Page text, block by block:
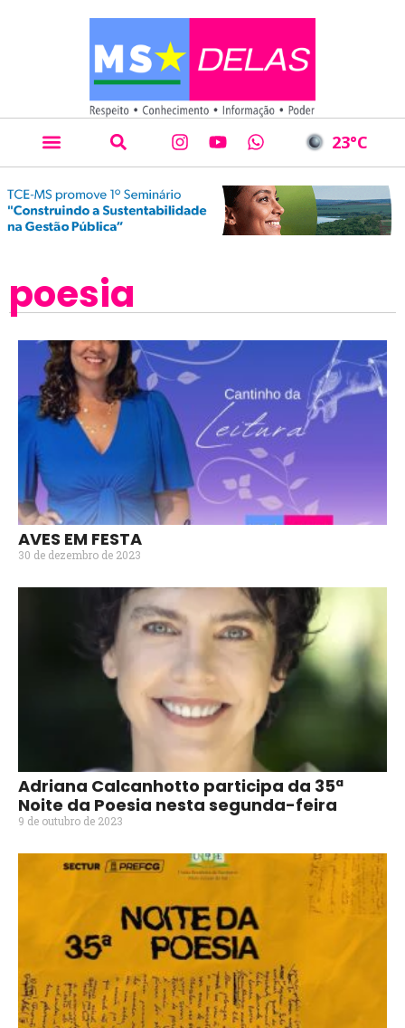
23°C
poesia
AVES EM FESTA
30 de dezembro de 2023
Adriana Calcanhotto participa da 35ª
Noite da Poesia nesta segunda-feira
9 de outubro de 2023